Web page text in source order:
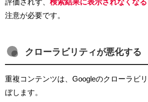
評価されず、 検索結果に表示されなくな
注意が必要です。
クローラビリティが悪化する
重複コンテンツは、Googleのクローラビ
ぼします。